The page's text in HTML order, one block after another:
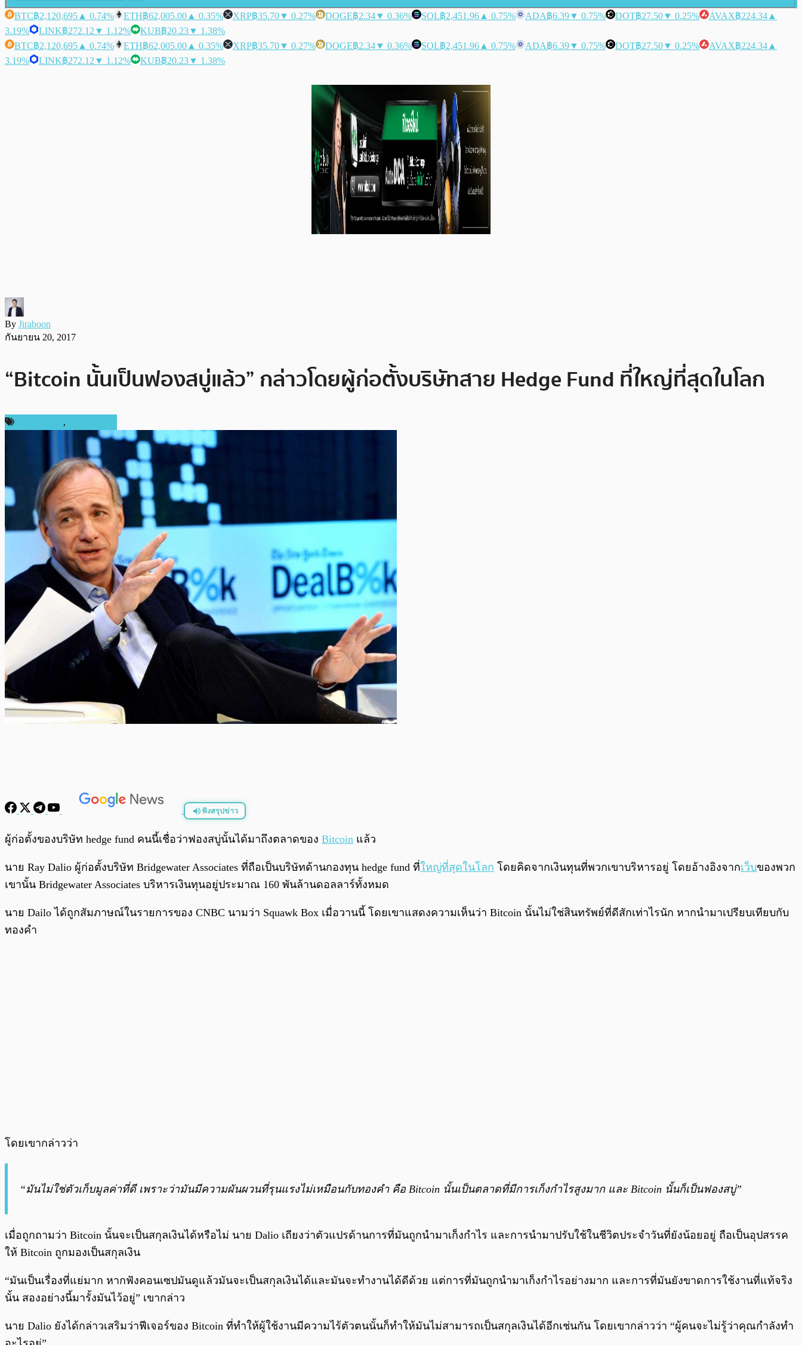
BTC฿2,120,695 ▲ 0.74% ETH฿62,005.00 ▲ 0.35% XRP฿35.70▼ 0.27% DOGE฿2.34▼ 0.36% SOL฿2,451.96 ▲ 0.75% ADA฿6.39▼ 0.75% DOT฿27.50▼ 0.25% AVAX฿224.34 ▲
3.19%
LINK฿272.12 ▼ 1.12% KUB฿20.23▼ 1.38%
BTC฿2,120,695 ▲ 0.74% ETH฿62,005.00 ▲ 0.35% XRP฿35.70▼ 0.27% DOGE฿2.34▼ 0.36% SOL฿2,451.96 ▲ 0.75% ADA฿6.39▼ 0.75% DOT฿27.50▼ 0.25% AVAX฿224.34 ▲
3.19%
LINK฿272.12 ▼ 1.12% KUB฿20.23▼ 1.38%
By Jiraboon
กันยายน 20, 2017
“Bitcoin นั้นเป็นฟองสบู่แล้ว” กล่าวโดยผู้ก่อตั้งบริษัทสาย Hedge Fund ที่ใหญ่ที่สุดในโลก
,
ฟังสรุปข่าว
พร้อมเล่น
ผู้ก่อตั้งของบริษัท hedge fund คนนี้เชื่อว่าฟองสบู่นั้นได้มาถึงตลาดของ Bitcoin แล้ว
นาย Ray Dalio ผู้ก่อตั้งบริษัท Bridgewater Associates ที่ถือเป็นบริษัทด้านกองทุน hedge fund ที่ใหญ่ที่สุดในโลก โดยคิดจากเงินทุนที่พวกเขาบริหารอยู่ โดยอ้างอิงจากเว็บของพวก
เขานั้น Bridgewater Associates บริหารเงินทุนอยู่ประมาณ 160 พันล้านดอลลาร์ทั้งหมด
นาย Dailo ได้ถูกสัมภาษณ์ในรายการของ CNBC นามว่า Squawk Box เมื่อวานนี้ โดยเขาแสดงความเห็นว่า Bitcoin นั้นไม่ใช่สินทรัพย์ที่ดีสักเท่าไรนัก หากนำมาเปรียบเทียบกับ
ทองคำ
โดยเขากล่าวว่า
“มันไม่ใช่ตัวเก็บมูลค่าที่ดี เพราะว่ามันมีความผันผวนที่รุนแรงไม่เหมือนกับทองคำ คือ Bitcoin นั้นเป็นตลาดที่มีการเก็งกำไรสูงมาก และ Bitcoin นั้นก็เป็นฟองสบู่”
เมื่อถูกถามว่า Bitcoin นั้นจะเป็นสกุลเงินได้หรือไม่ นาย Dalio เถียงว่าตัวแปรด้านการที่มันถูกนำมาเก็งกำไร และการนำมาปรับใช้ในชีวิตประจำวันที่ยังน้อยอยู่ ถือเป็นอุปสรรค
ให้ Bitcoin ถูกมองเป็นสกุลเงิน
“มันเป็นเรื่องที่แย่มาก หากฟังคอนเซปมันดูแล้วมันจะเป็นสกุลเงินได้และมันจะทำงานได้ดีด้วย แต่การที่มันถูกนำมาเก็งกำไรอย่างมาก และการที่มันยังขาดการใช้งานที่แท้จริง
นั้น สองอย่างนี้มารั้งมันไว้อยู่” เขากล่าว
นาย Dalio ยังได้กล่าวเสริมว่าฟีเจอร์ของ Bitcoin ที่ทำให้ผู้ใช้งานมีความไร้ตัวตนนั้นก็ทำให้มันไม่สามารถเป็นสกุลเงินได้อีกเช่นกัน โดยเขากล่าวว่า “ผู้คนจะไม่รู้ว่าคุณกำลังทำ